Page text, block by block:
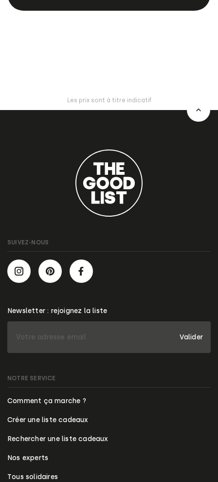
Les prix sont à titre indicatif
NOTRE SERVICE
Comment ça marche ?
Créer une liste cadeaux
Rechercher une liste cadeaux
Nos experts
Tous solidaires
SUIVEZ-NOUS
Newsletter : rejoignez la liste
Valider